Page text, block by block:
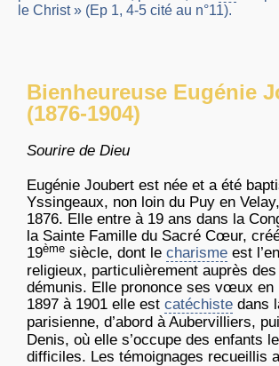
le Christ » (Ep 1, 4-5 cité au n°11).
Bienheureuse Eugénie
(1876-1904)
Sourire de Dieu
Eugénie Joubert est née et a été
Yssingeaux, non loin du Puy en
1876. Elle entre à 19 ans dans la
la Sainte Famille du Sacré Cœur,
19ème siècle, dont le charisme est
religieux, particulièrement auprès
démunis. Elle prononce ses vœux en
1897 à 1901 elle est catéchiste dans
parisienne, d’abord à Aubervilliers,
Denis, où elle s’occupe des enfants
difficiles. Les témoignages recueillis